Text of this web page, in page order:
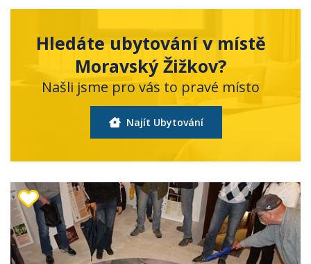
Hledáte ubytování v místě
Moravský Žižkov?
Našli jsme pro vás to pravé místo
Najít Ubytování